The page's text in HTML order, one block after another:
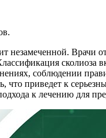
незамеченной.
сколиоза
соблюдении
что приведет к
к лечению для